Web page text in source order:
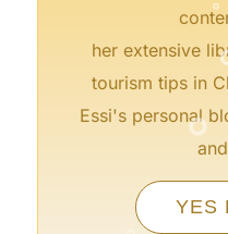
her extensive
tourism tips in
Essi's personal
YES
°
°
°